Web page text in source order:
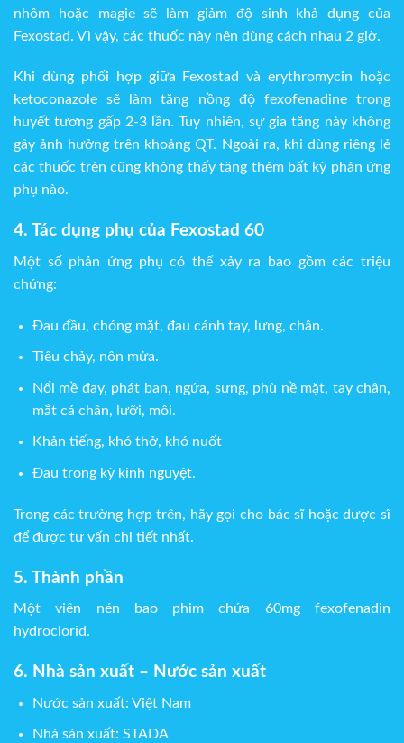
nhôm hoặc magie sẽ làm giảm độ sinh khả dụng của
Fexostad. Vì vậy, các thuốc này nên dùng cách nhau 2 giờ.
Khi dùng phối hợp giữa Fexostad và erythromycin hoặc
ketoconazole sẽ làm tăng nồng độ fexofenadine trong
huyết tương gấp 2-3 lần. Tuy nhiên, sự gia tăng này không
gây ảnh hưởng trên khoảng QT. Ngoài ra, khi dùng riêng lẻ
các thuốc trên cũng không thấy tăng thêm bất kỳ phản ứng
phụ nào.
4. Tác dụng phụ của Fexostad 60
Một số phản ứng phụ có thể xảy ra bao gồm các triệu
chứng:
Đau đầu, chóng mặt, đau cánh tay, lưng, chân.
Tiêu chảy, nôn mửa.
Nổi mề đay, phát ban, ngứa, sưng, phù nề mặt, tay chân,
mắt cá chân, lưỡi, môi.
Khản tiếng, khó thở, khó nuốt
Đau trong kỳ kinh nguyệt.
Trong các trường hợp trên, hãy gọi cho bác sĩ hoặc dược sĩ
để được tư vấn chi tiết nhất.
5. Thành phần
Một viên nén bao phim chứa 60mg fexofenadin
hydroclorid.
6. Nhà sản xuất – Nước sản xuất
Nước sản xuất: Việt Nam
Nhà sản xuất: STADA